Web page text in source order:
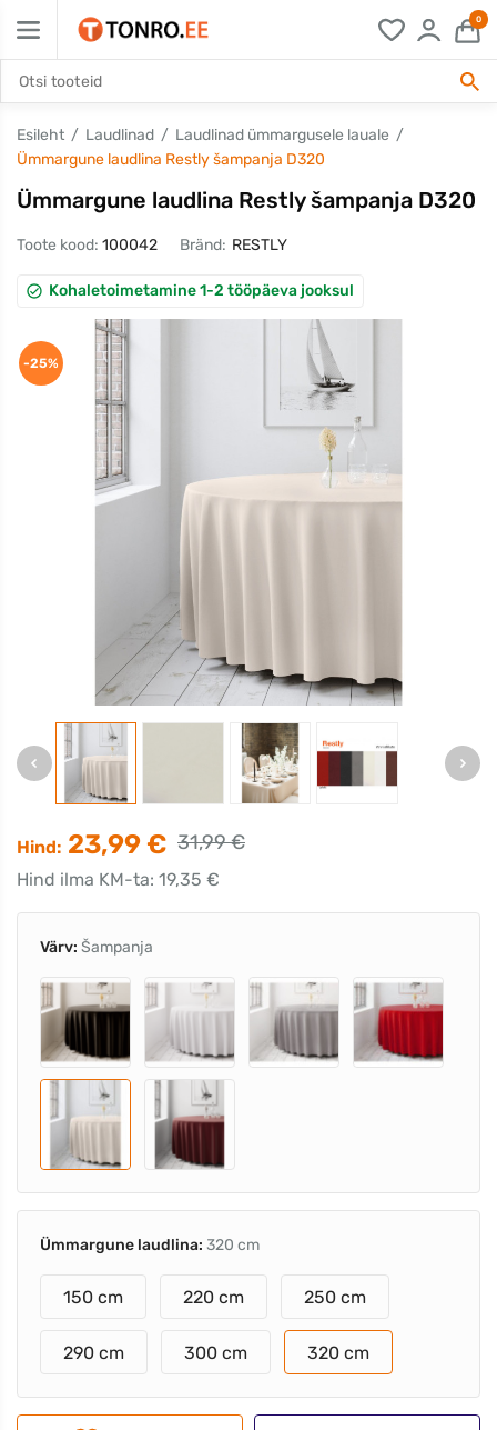
0
Esileht Laudlinad
Laudlinad ümmargusele lauale
Ümmargune laudlina Restly šampanja D320
Ümmargune laudlina Restly šampanja D320
Toote kood: 100042 Bränd: RESTLY
Kohaletoimetamine 1-2 tööpäeva jooksul
-25%
Hind: 23,99 € 31,99 €
Hind ilma KM-ta: 19,35 €
Värv: Šampanja
Ümmargune laudlina: 320 cm
150 cm 220 cm 250 cm
290 cm 300 cm 320 cm